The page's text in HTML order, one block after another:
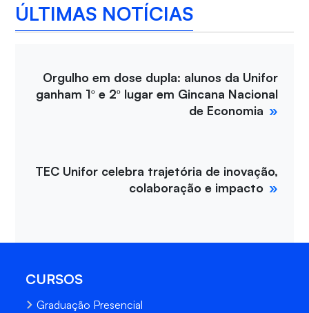
ÚLTIMAS NOTÍCIAS
Orgulho em dose dupla: alunos da Unifor
ganham 1º e 2º lugar em Gincana Nacional
de Economia
TEC Unifor celebra trajetória de inovação,
colaboração e impacto
CURSOS
Graduação Presencial